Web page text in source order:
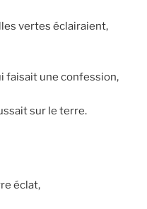
vertes éclairaient,
faisait une confession,
sur le terre.
éclat,